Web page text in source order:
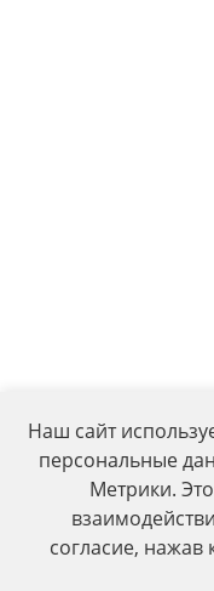
Наш сайт
персональные
Метрики. Это
согласие, нажав